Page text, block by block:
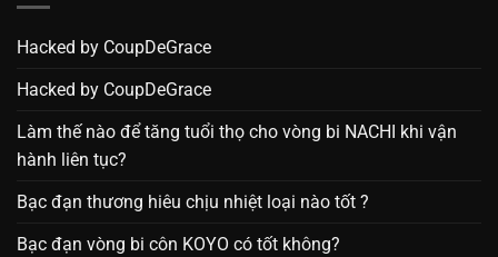
Hacked by CoupDeGrace
Hacked by CoupDeGrace
Làm thế nào để tăng tuổi thọ cho vòng bi NACHI khi vận
hành liên tục?
Bạc đạn thương hiêu chịu nhiệt loại nào tốt ?
Bạc đạn vòng bi côn KOYO có tốt không?